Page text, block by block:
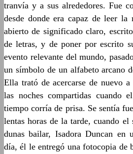
tranvía y a sus alrededores. Fue
desde donde era capaz de leer
abierto de significado claro,
de letras, y de poner por escrito
evento relevante del mundo,
un símbolo de un alfabeto arcano
Ella trató de acercarse de nuevo
las noches compartidas cuando
tiempo corría de prisa. Se sentía
lentas horas de la tarde, cuando
dunas bailar, Isadora Duncan en
día, él le entregó una fotocopia de